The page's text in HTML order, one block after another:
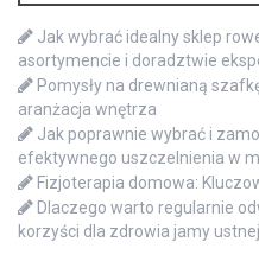
Jak wybrać idealny sklep
asortymencie i doradztwie
Pomysły na drewnianą
aranżacja wnętrza
Jak poprawnie wybrać i
efektywnego uszczelnienia w
Fizjoterapia domowa:
Dlaczego warto regularnie
korzyści dla zdrowia jamy ustnej